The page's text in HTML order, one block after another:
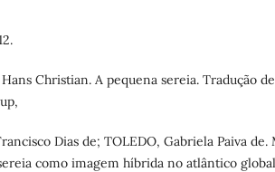
Christian. A pequena sereia. Tradução
Dias de; TOLEDO, Gabriela Paiva
como imagem híbrida no atlântico